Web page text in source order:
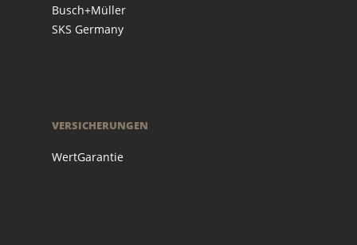
Busch+Müller
SKS Germany
VERSICHERUNGEN
WertGarantie